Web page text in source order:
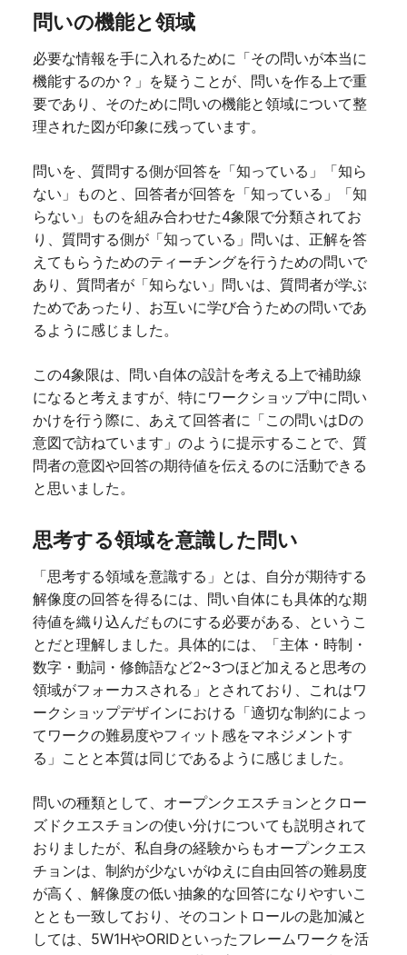
問いの機能と領域
必要な情報を手に入れるために「その問いが本当に
機能するのか？」を疑うことが、問いを作る上で重
要であり、そのために問いの機能と領域について整
理された図が印象に残っています。
問いを、質問する側が回答を「知っている」「知ら
ない」ものと、回答者が回答を「知っている」「知
らない」ものを組み合わせた4象限で分類されてお
り、質問する側が「知っている」問いは、正解を答
えてもらうためのティーチングを行うための問いで
あり、質問者が「知らない」問いは、質問者が学ぶ
ためであったり、お互いに学び合うための問いであ
るように感じました。
この4象限は、問い自体の設計を考える上で補助線
になると考えますが、特にワークショップ中に問い
かけを行う際に、あえて回答者に「この問いはDの
意図で訪ねています」のように提示することで、質
問者の意図や回答の期待値を伝えるのに活動できる
と思いました。
思考する領域を意識した問い
「思考する領域を意識する」とは、自分が期待する
解像度の回答を得るには、問い自体にも具体的な期
待値を織り込んだものにする必要がある、というこ
とだと理解しました。具体的には、「主体・時制・
数字・動詞・修飾語など2~3つほど加えると思考の
領域がフォーカスされる」とされており、これはワ
ークショップデザインにおける「適切な制約によっ
てワークの難易度やフィット感をマネジメントす
る」ことと本質は同じであるように感じました。
問いの種類として、オープンクエスチョンとクロー
ズドクエスチョンの使い分けについても説明されて
おりましたが、私自身の経験からもオープンクエス
チョンは、制約が少ないがゆえに自由回答の難易度
が高く、解像度の低い抽象的な回答になりやすいこ
ととも一致しており、そのコントロールの匙加減と
しては、5W1HやORIDといったフレームワークを活